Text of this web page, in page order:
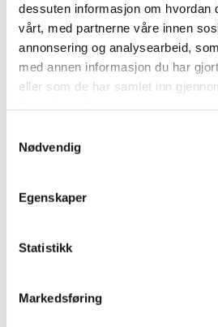
dessuten informasjon om hvordan
vårt, med partnerne våre innen
annonsering og analysearbeid,
med annen informasjon du har
eller som de har samlet inn
Nødvendig
Egenskaper
Statistikk
Markedsføring
SEND